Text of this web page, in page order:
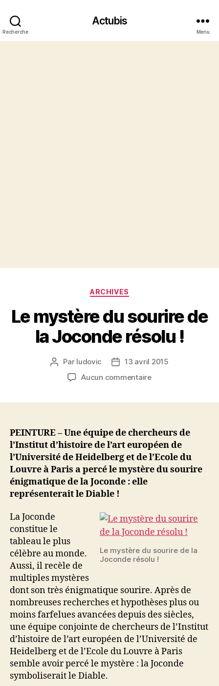
Recherche
Actubis
Menu
Catégories
ARCHIVES
Le mystère du sourire de
la Joconde résolu !
Auteur
l’article
Par ludovic
Date13 avril 2015
Aucun commentairesur
de
la
Joconde
résolu
!
PEINTURE – Une équipe de chercheurs de
l’Institut d’histoire de l’art européen de
l’Université de Heidelberg et de l’Ecole du
Louvre à Paris a percé le mystère du sourire
énigmatique de la Joconde : elle
représenterait le Diable !
Le mystère du sourire de la
Joconde résolu !
La Joconde
constitue le
tableau le plus
célèbre au monde.
Aussi, il recèle de
multiples mystères
dont son très énigmatique sourire. Après de
nombreuses recherches et hypothèses plus ou
moins farfelues avancées depuis des siècles,
une équipe conjointe de chercheurs de l’Institut
d’histoire de l’art européen de l’Université de
Heidelberg et de l’Ecole du Louvre à Paris
semble avoir percé le mystère : la Joconde
symboliserait le Diable.